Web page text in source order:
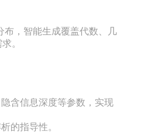
，智能生成覆盖代数、几
。
含信息深度等参数，实现
的指导性。